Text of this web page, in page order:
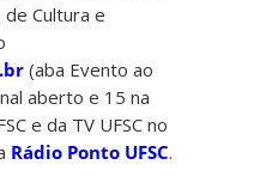
Cultura e
(aba Evento ao
aberto e 15 na
e da TV UFSC no
Rádio Ponto UFSC.